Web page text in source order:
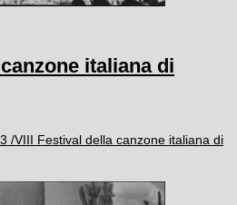
italiana di
/VIII Festival della canzone italiana di